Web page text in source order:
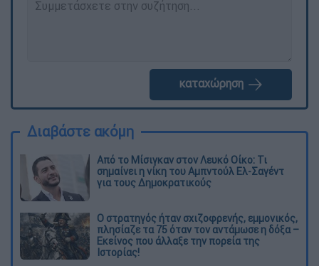
καταχώρηση
Διαβάστε ακόμη
Από το Μίσιγκαν στον Λευκό Οίκο: Τι
σημαίνει η νίκη του Αμπντούλ Ελ-Σαγέντ
για τους Δημοκρατικούς
O στρατηγός ήταν σχιζοφρενής, εμμονικός,
πλησίαζε τα 75 όταν τον αντάμωσε η δόξα –
Εκείνος που άλλαξε την πορεία της
Ιστορίας!